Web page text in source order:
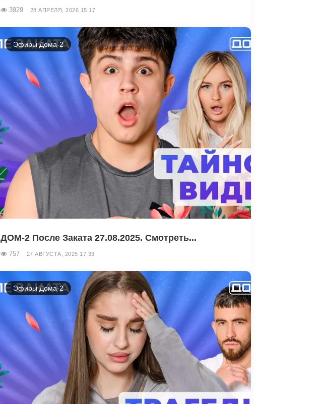
3929 28 АПРЕЛЯ, 2026 15:17
Эфиры Дома-2
ДОМ-2 После Заката 27.08.2025. Смотреть...
757 27 АВГУСТА, 2025 17:33
Эфиры Дома-2